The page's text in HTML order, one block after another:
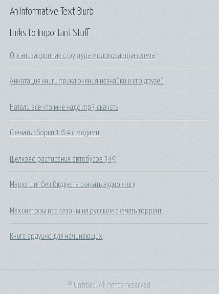
Links to Important Stuff
Организационная структура молокозавода схема
Аннотация книги приключения незнайки и его друзей
Натали все что мне надо mp3 скачать
Скачать сборки 1 6 4 с модами
Щелково расписание автобусов 349
Маркетинг без бюджета скачать аудиокнигу
Махинаторы все сезоны на русском скачать торрент
Книга ардуино для начинающих
An Informative Text Blurb
© Untitled. All rights reserved.